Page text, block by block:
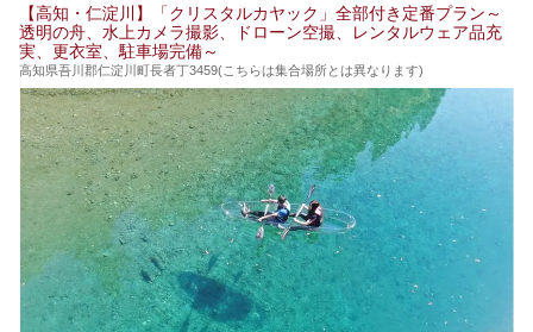
それでは見ていきましょう。
Kですよ♪
それではチェックしてきましょう♪
【高知・仁淀川】「クリスタルカヤック」全部付き定番プラン～
透明の舟、水上カメラ撮影、ドローン空撮、レンタルウェア品充
実、更衣室、駐車場完備～
高知県吾川郡仁淀川町長者丁3459(こちらは集合場所とは異なります)